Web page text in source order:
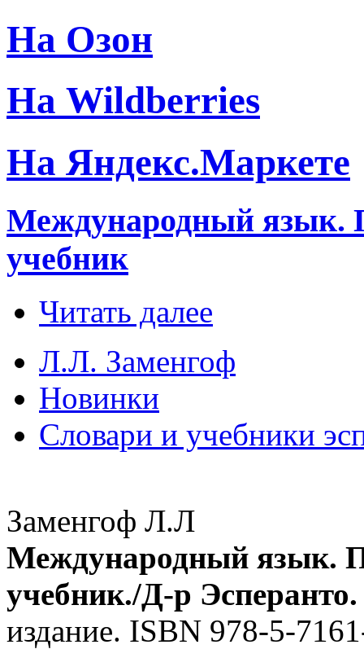
На Озон
На Wildberries
На Яндекс.Маркете
Международный язык.
учебник
Читать далее
Л.Л. Заменгоф
Новинки
Словари и учебники
Заменгоф Л.Л
Международный язык.
учебник./Д-р Эсперанто.
издание. ISBN 978-5-